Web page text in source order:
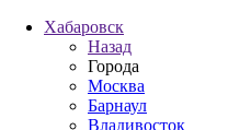
Хабаровск
Назад
Города
Москва
Барнаул
Владивосток